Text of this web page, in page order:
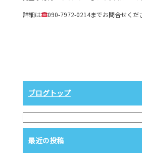
詳細は
090-7972-0214までお問合せく
ブログトップ
最近の投稿